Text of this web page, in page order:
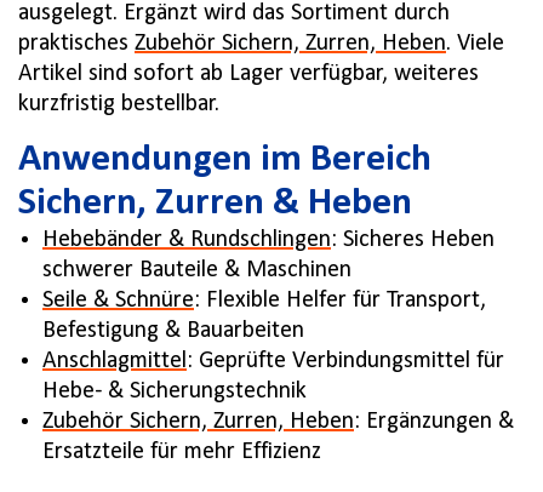
ausgelegt. Ergänzt wird das Sortiment durch
praktisches Zubehör Sichern, Zurren, Heben. Viele
Artikel sind sofort ab Lager verfügbar, weiteres
kurzfristig bestellbar.
Anwendungen im Bereich
Sichern, Zurren & Heben
Hebebänder & Rundschlingen: Sicheres Heben
schwerer Bauteile & Maschinen
Seile & Schnüre: Flexible Helfer für Transport,
Befestigung & Bauarbeiten
Anschlagmittel: Geprüfte Verbindungsmittel für
Hebe- & Sicherungstechnik
Zubehör Sichern, Zurren, Heben: Ergänzungen &
Ersatzteile für mehr Effizienz